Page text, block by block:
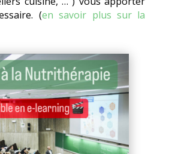
(en savoir plus sur la